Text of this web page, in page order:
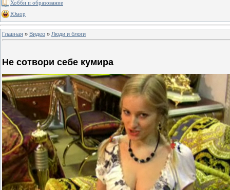
Хобби и образование
Юмор
Главная » Видео » Люди и блоги
Не сотвори себе кумира